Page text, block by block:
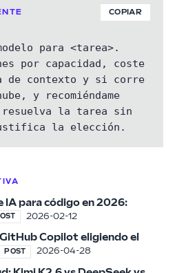
COPIAR
para <tarea>.
por capacidad, coste
de contexto y si corre
y recomiéndame
resuelva la tarea sin
la elección.
IA para código en 2026:
2026-02-12
Copilot eligiendo el
POST 2026-04-28